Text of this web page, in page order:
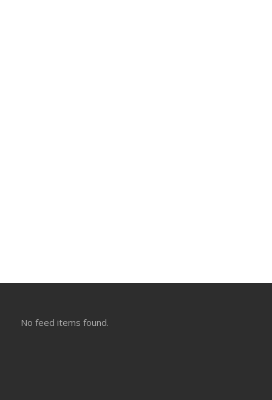
No feed items found.